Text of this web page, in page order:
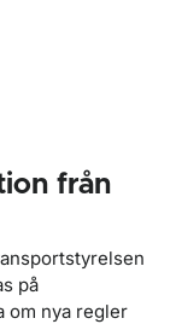
från
på
om nya regler